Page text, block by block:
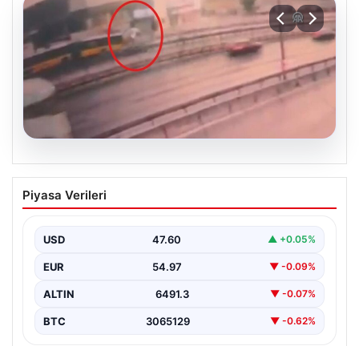
Küçükçekmece’de 3 kişinin öldüğü
kazanın görüntüleri ortaya çıktı
Ölümüne Neden Olan Kaza Güvenlik Kamerası
Görüntüleriyle Ortaya Çıktı",…
Piyasa Verileri
USD 47.60 ▲ +0.05%
EUR 54.97 ▼ -0.09%
ALTIN 6491.3 ▼ -0.07%
BTC 3065129 ▼ -0.62%